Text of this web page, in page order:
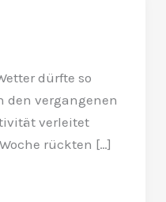
dürfte so
den vergangenen
verleitet
rückten […]